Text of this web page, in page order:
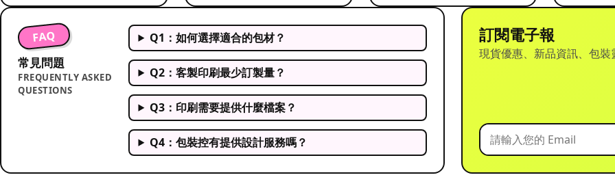
FAQ
常見問題
FREQUENTLY ASKED
QUESTIONS
Q1：如何選擇適合的包材？
Q2：客製印刷最少訂製量？
Q3：印刷需要提供什麼檔案？
Q4：包裝控有提供設計服務嗎？
訂閱電子報
現貨優惠、新品資訊、包裝